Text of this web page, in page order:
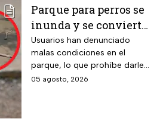
Parque para perros se
inunda y se convierte
en foco de infección;
el área canina está
inutilizable
Usuarios han denunciado
malas condiciones en el
parque, lo que prohíbe darle
un uso adecuado
05 agosto, 2026